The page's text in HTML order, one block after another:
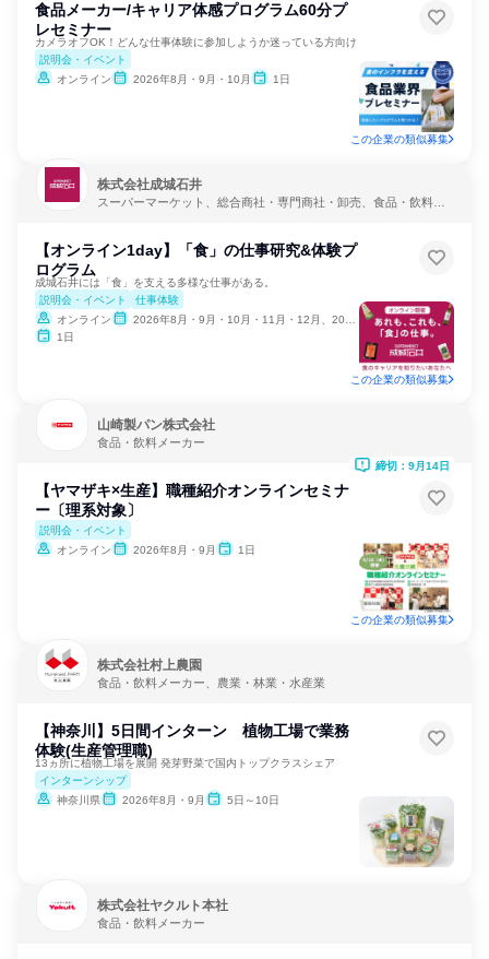
食品メーカー/キャリア体感プログラム60分プ
レセミナー
カメラオフOK！どんな仕事体験に参加しようか迷っている方向け
説明会・イベント
オンライン
2026年8月・9月・10月 1日
この企業の類似募集
株式会社成城石井
スーパーマーケット、総合商社・専門商社・卸売、食品・飲料メ
【オンライン1day】「食」の仕事研究&体験プ
ログラム
成城石井には「食」を支える多様な仕事がある。
説明会・イベント
仕事体験
オンライン
2026年8月・9月・10月・11月・12月、2027年1月・2月
1日
この企業の類似募集
山崎製パン株式会社
食品・飲料メーカー
【ヤマザキ×生産】職種紹介オンラインセミナ
ー〔理系対象〕
説明会・イベント
オンライン
2026年8月・9月 1日
締切：9月14日
この企業の類似募集
株式会社村上農園
食品・飲料メーカー、農業・林業・水産業
【神奈川】5日間インターン 植物工場で業務
体験(生産管理職)
13ヵ所に植物工場を展開 発芽野菜で国内トップクラスシェア
インターンシップ
神奈川県
2026年8月・9月 5日～10日
株式会社ヤクルト本社
食品・飲料メーカー